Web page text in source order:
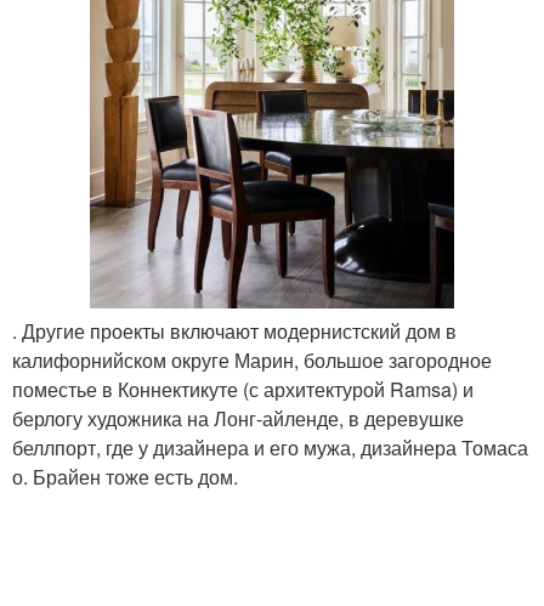
. Другие проекты включают модернистский дом в
калифорнийском округе Марин, большое загородное
поместье в Коннектикуте (с архитектурой Ramsa) и
берлогу художника на Лонг-айленде, в деревушке
беллпорт, где у дизайнера и его мужа, дизайнера Томаса
о. Брайен тоже есть дом.